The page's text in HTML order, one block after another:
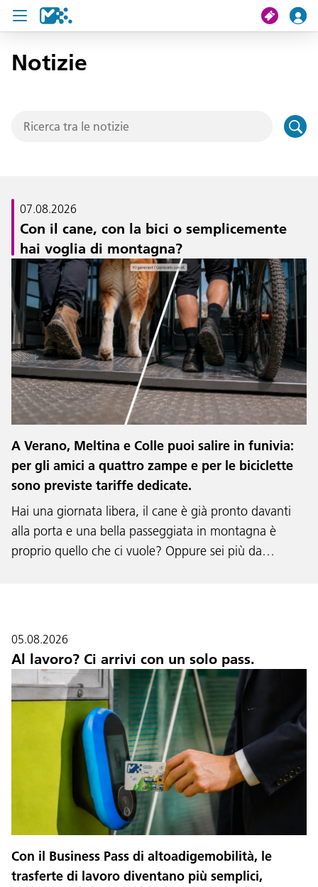
Cerca
Notizie
Progetti
Assistenza e contatto
Notizie
07.08.2026
Con il cane, con la bici o semplicemente
hai voglia di montagna?
A Verano, Meltina e Colle puoi salire in funivia:
per gli amici a quattro zampe e per le biciclette
sono previste tariffe dedicate.
Hai una giornata libera, il cane è già pronto davanti
alla porta e una bella passeggiata in montagna è
proprio quello che ci vuole? Oppure sei più da…
05.08.2026
Al lavoro? Ci arrivi con un solo pass.
Con il Business Pass di altoadigemobilità, le
trasferte di lavoro diventano più semplici,